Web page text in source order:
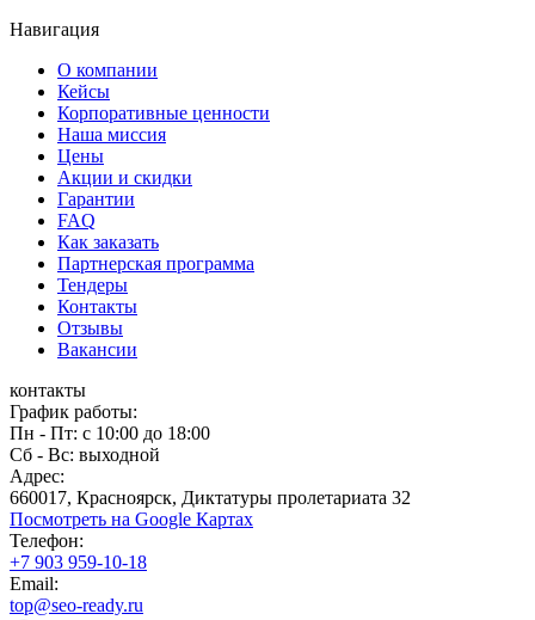
Навигация
О компании
Кейсы
Корпоративные ценности
Наша миссия
Цены
Акции и скидки
Гарантии
FAQ
Как заказать
Партнерская программа
Тендеры
Контакты
Отзывы
Вакансии
контакты
График работы:
Пн - Пт: с 10:00 до 18:00
Сб - Вс: выходной
Адрес:
660017, Красноярск, Диктатуры пролетариата 32
Посмотреть на Google Картах
Телефон:
+7 903 959-10-18
Email:
top@seo-ready.ru